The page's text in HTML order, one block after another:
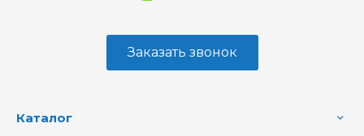
Заказать звонок
Каталог